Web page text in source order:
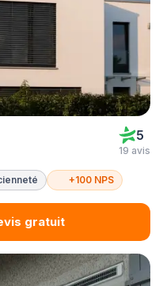
5
19 avis
+100 NPS
gratuit